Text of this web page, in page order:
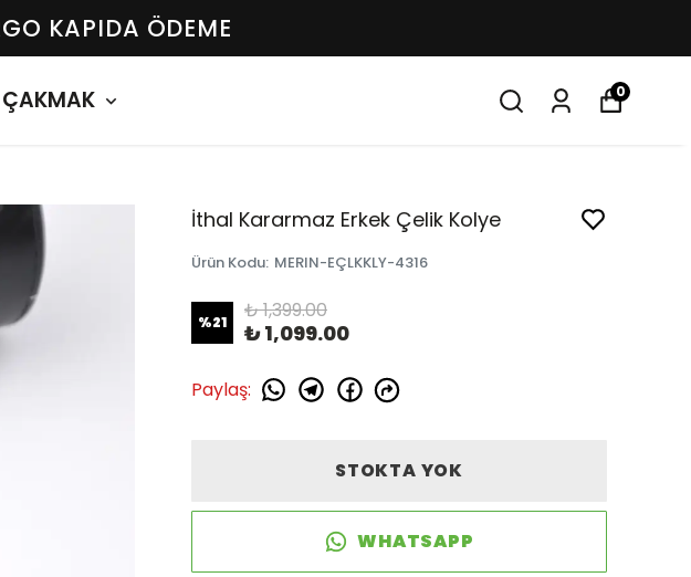
KAPIDA ÖDEME
ÇAKMAK 0
İthal Kararmaz Erkek Çelik Kolye
Ürün Kodu: MERIN-EÇLKKLY-4316
%21 ₺ 1,399.00
₺ 1,099.00
Paylaş:
STOKTA YOK
WHATSAPP